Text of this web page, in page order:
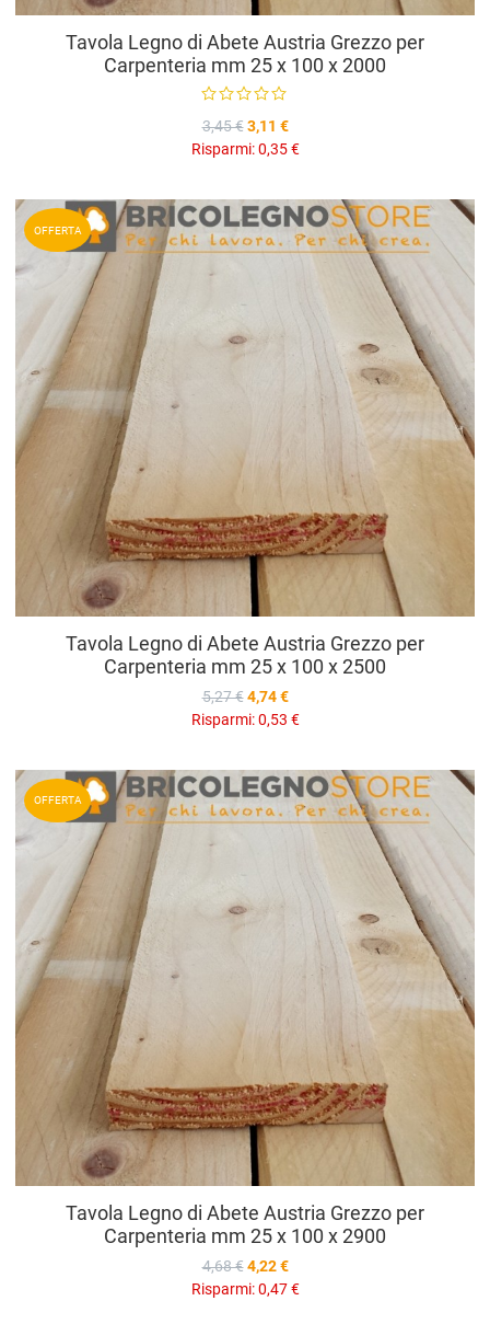
Tavola Legno di Abete Austria Grezzo per
Carpenteria mm 25 x 100 x 2000
3,45 € 3,11 €
Risparmi:0,35 €
OFFERTA
Tavola Legno di Abete Austria Grezzo per
Carpenteria mm 25 x 100 x 2500
5,27 € 4,74 €
Risparmi:0,53 €
OFFERTA
Tavola Legno di Abete Austria Grezzo per
Carpenteria mm 25 x 100 x 2900
4,68 € 4,22 €
Risparmi:0,47 €